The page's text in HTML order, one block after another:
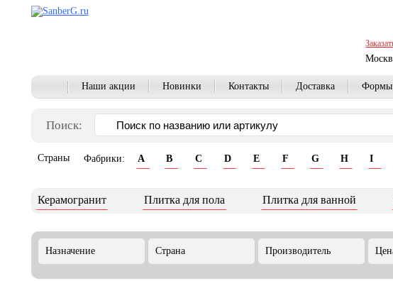
Наши акции Новинки Контакты Доставка Формы
Поиск:
Страны Фабрики: A B C D E F G H I
Керамогранит Плитка для пола Плитка для ванной
Назначение Страна Производитель